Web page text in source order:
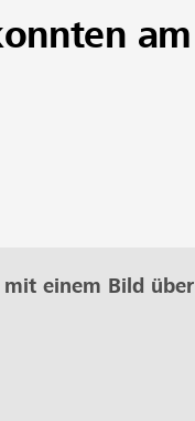
am
mit einem Bild über